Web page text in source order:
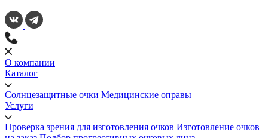
О компании
Каталог
Солнцезащитные очки Медицинские оправы
Услуги
Проверка зрения для изготовления очков Изготовление очков